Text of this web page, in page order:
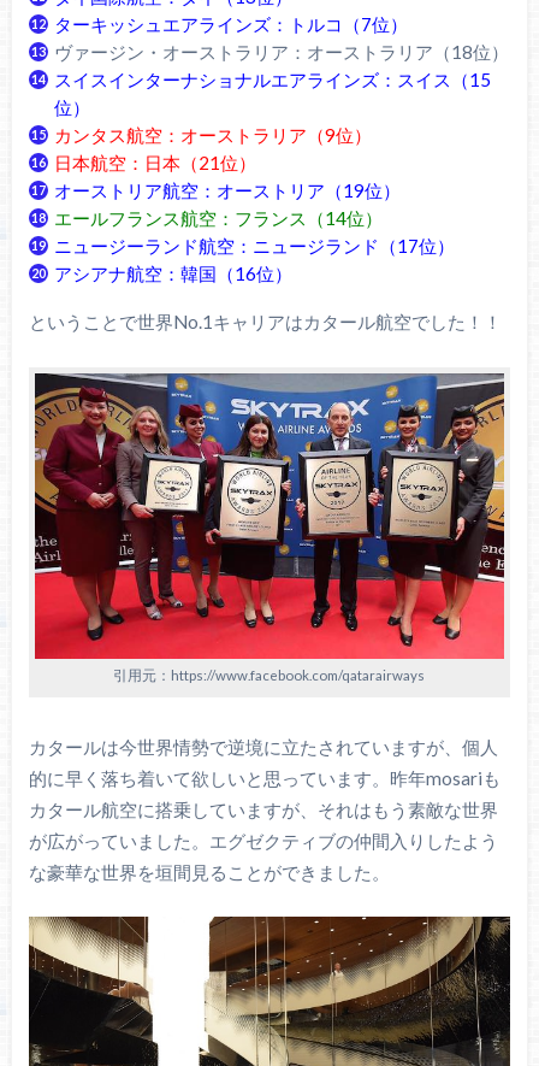
ターキッシュエアラインズ：トルコ（7位）
ヴァージン・オーストラリア：オーストラリア（18位）
スイスインターナショナルエアラインズ：スイス（15
位）
カンタス航空：オーストラリア（9位）
日本航空：日本（21位）
オーストリア航空：オーストリア（19位）
エールフランス航空：フランス（14位）
ニュージーランド航空：ニュージランド（17位）
アシアナ航空：韓国（16位）
ということで世界No.1キャリアはカタール航空でした！！
引用元：https://www.facebook.com/qatarairways
カタールは今世界情勢で逆境に立たされていますが、個人
的に早く落ち着いて欲しいと思っています。昨年mosariも
カタール航空に搭乗していますが、それはもう素敵な世界
が広がっていました。エグゼクティブの仲間入りしたよう
な豪華な世界を垣間見ることができました。